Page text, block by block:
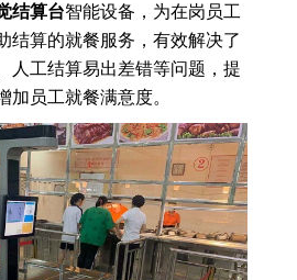
结算台智能设备，为在岗员工
结算的就餐服务，有效解决了
人工结算易出差错等问题，提
加员工就餐满意度。